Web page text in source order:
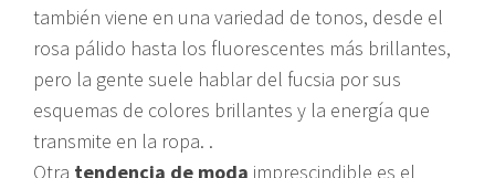
también viene en una variedad de tonos, desde el
rosa pálido hasta los fluorescentes más brillantes,
pero la gente suele hablar del fucsia por sus
esquemas de colores brillantes y la energía que
transmite en la ropa. .
Otra tendencia de moda imprescindible es el